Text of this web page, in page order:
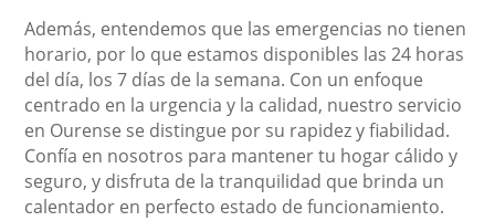
Además, entendemos que las emergencias no tienen
horario, por lo que estamos disponibles las 24 horas
del día, los 7 días de la semana. Con un enfoque
centrado en la urgencia y la calidad, nuestro servicio
en Ourense se distingue por su rapidez y fiabilidad.
Confía en nosotros para mantener tu hogar cálido y
seguro, y disfruta de la tranquilidad que brinda un
calentador en perfecto estado de funcionamiento.